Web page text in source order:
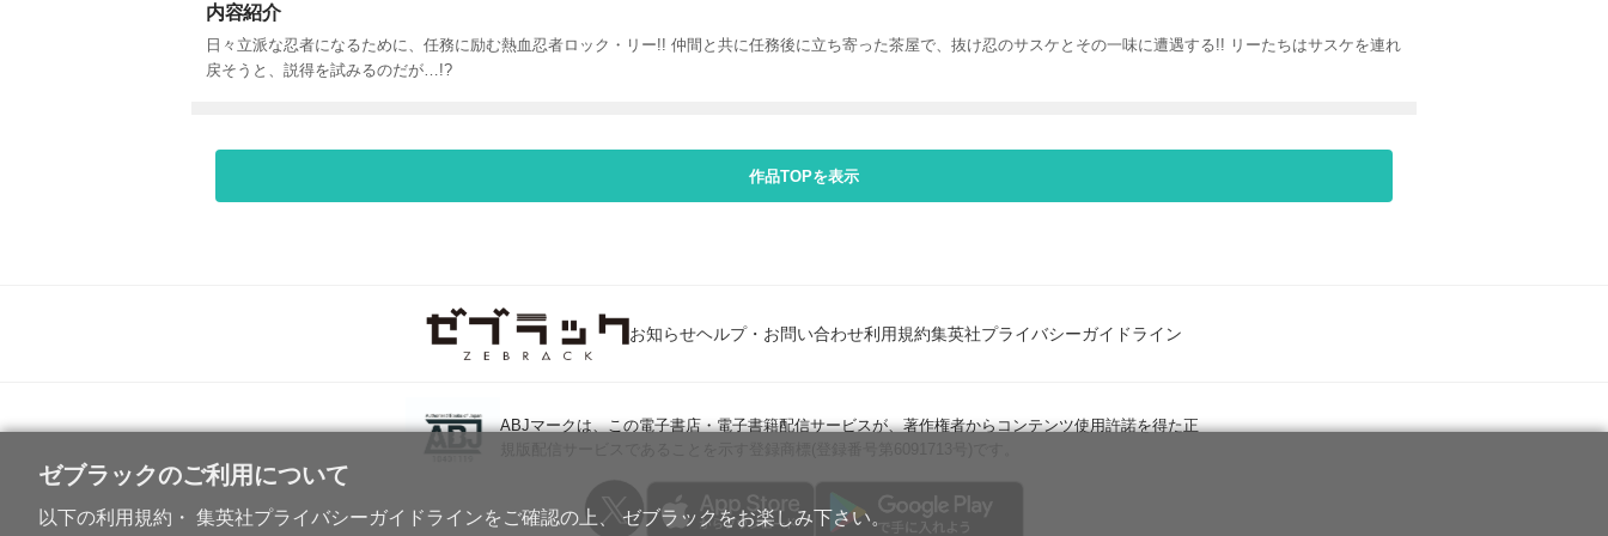
ゼブラックのご利用について
以下の利用規約・ 集英社プライバシーガイドラインをご確認の上、 ゼブラックをお楽しみ下さい。
内容紹介
日々立派な忍者になるために、任務に励む熱血忍者ロック・リー!! 仲間と共に任務後に立ち寄った茶屋で、抜け忍のサスケとその一味に遭遇する!! リーたちはサスケを連れ
戻そうと、説得を試みるのだが…!?
作品TOPを表示
お知らせヘルプ・お問い合わせ利用規約集英社プライバシーガイドライン
ABJマークは、この電子書店・電子書籍配信サービスが、著作権者からコンテンツ使用許諾を得た正